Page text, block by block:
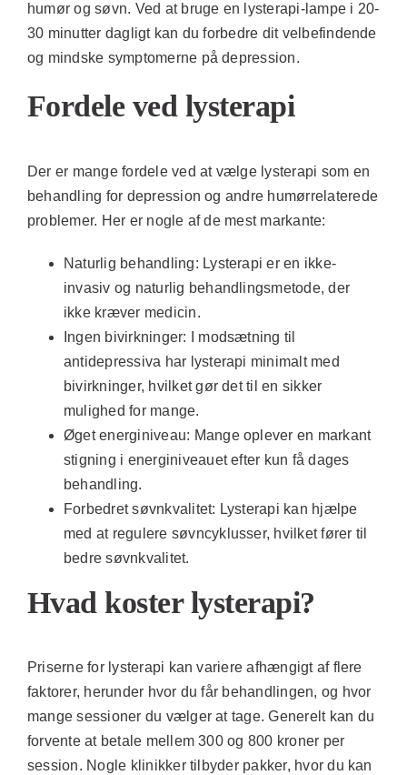
humør og søvn. Ved at bruge en lysterapi-lampe i 20-
30 minutter dagligt kan du forbedre dit velbefindende
og mindske symptomerne på depression.
Fordele ved lysterapi
Der er mange fordele ved at vælge lysterapi som en
behandling for depression og andre humørrelaterede
problemer. Her er nogle af de mest markante:
Naturlig behandling: Lysterapi er en ikke-
invasiv og naturlig behandlingsmetode, der
ikke kræver medicin.
Ingen bivirkninger: I modsætning til
antidepressiva har lysterapi minimalt med
bivirkninger, hvilket gør det til en sikker
mulighed for mange.
Øget energiniveau: Mange oplever en markant
stigning i energiniveauet efter kun få dages
behandling.
Forbedret søvnkvalitet: Lysterapi kan hjælpe
med at regulere søvncyklusser, hvilket fører til
bedre søvnkvalitet.
Hvad koster lysterapi?
Priserne for lysterapi kan variere afhængigt af flere
faktorer, herunder hvor du får behandlingen, og hvor
mange sessioner du vælger at tage. Generelt kan du
forvente at betale mellem 300 og 800 kroner per
session. Nogle klinikker tilbyder pakker, hvor du kan